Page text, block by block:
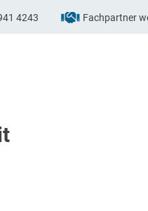
4243 Fachpartner